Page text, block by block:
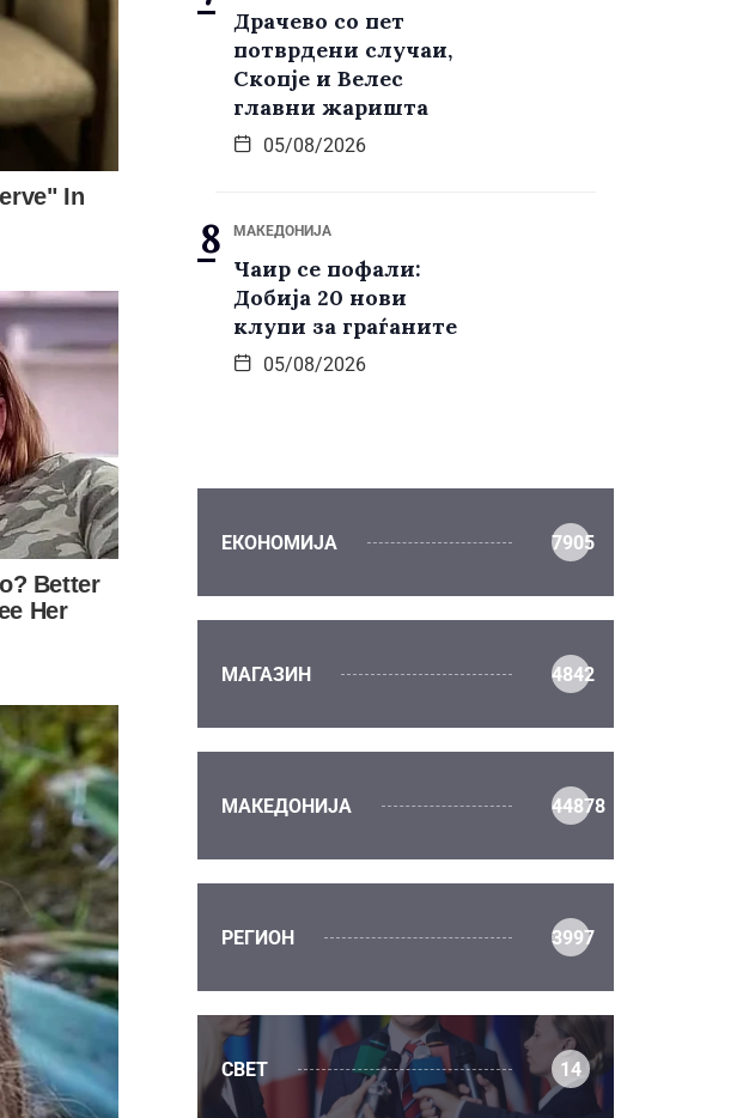
Драчево со пет
потврдени случаи,
Скопје и Велес
главни жаришта
05/08/2026
МАКЕДОНИЈА
Чаир се пофали:
Добија 20 нови
клупи за граѓаните
05/08/2026
ЕКОНОМИЈА 7905
МАГАЗИН 4842
МАКЕДОНИЈА 44878
РЕГИОН 3997
СВЕТ 14